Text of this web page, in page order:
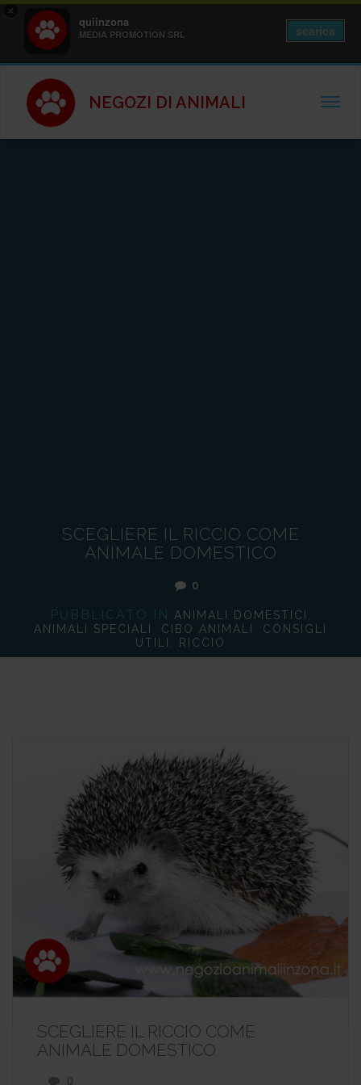
×
quiinzona
MEDIA PROMOTION SRL scarica
NEGOZI DI ANIMALI
SCEGLIERE IL RICCIO COME
ANIMALE DOMESTICO
0
PUBBLICATO IN ANIMALI DOMESTICI ,
ANIMALI SPECIALI , CIBO ANIMALI ,
CONSIGLI
UTILI , RICCIO
SCEGLIERE IL RICCIO COME
ANIMALE DOMESTICO
0